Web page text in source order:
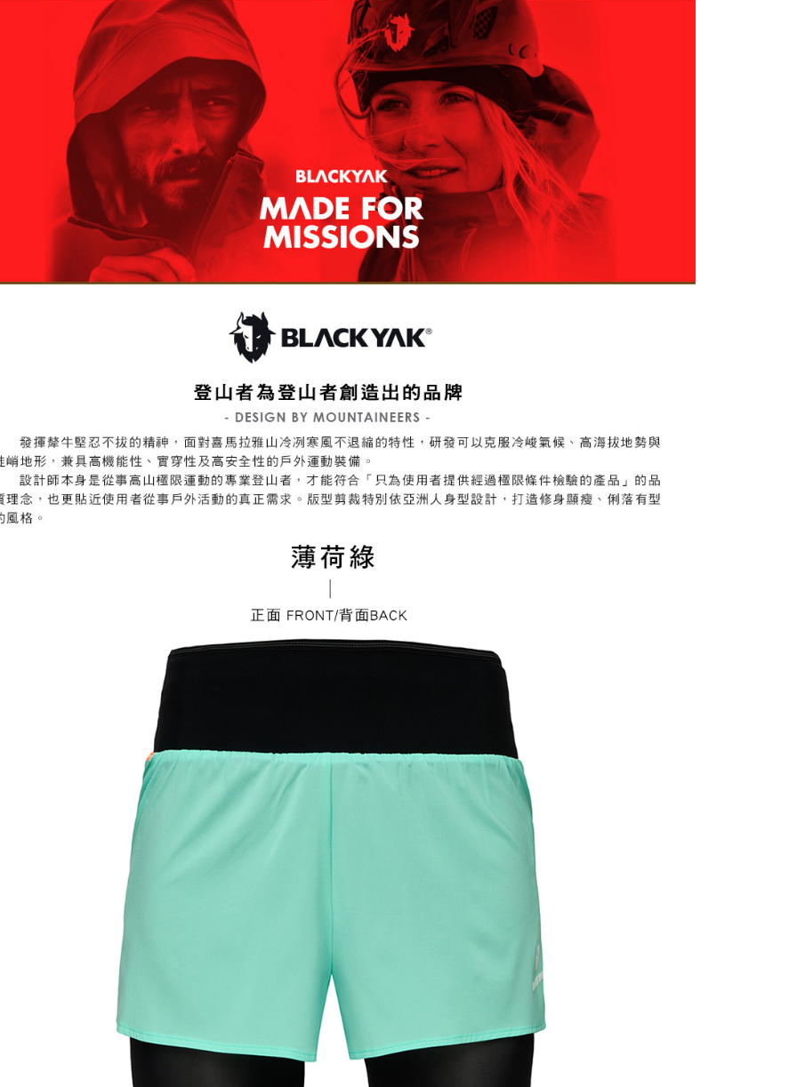
２．關於個人資料處理事宜，請瀏覽以下網址：
https://aftee.tw/terms/#terms3
３．未成年的使用者請事先徵得法定代理人或監護人之同意方可使用
「AFTEE先享後付」，若未經同意申辦者引起之損失，本公司不負相關責
任。
４．使用「AFTEE先享後付」時，將依據個別帳號之用戶狀況，依本公司
即時審查核予不同之上限額度；若仍有額度不足之情形，本公司將視審查
結果請求用戶進行身份認證。
５．嚴禁一人註冊多個帳號或使用他人資訊註冊。若發現惡意使用之情
形，恩沛科技股份有限公司將有權停止該用戶之使用額度並採取法律行
動。
付款後7-11取貨
每筆NT$60，滿NT$799(含以上)免運費
宅配
每筆NT$70，滿NT$799(含以上)免運費